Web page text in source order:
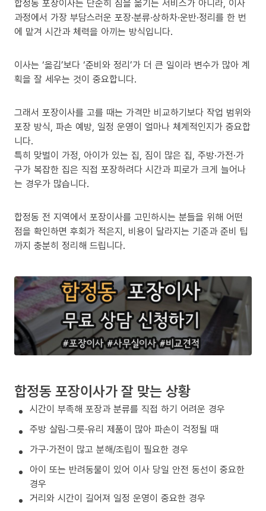
합정동 포장이사는 단순히 짐을 옮기는 서비스가 아니라, 이사
과정에서 가장 부담스러운 포장·분류·상하차·운반·정리를 한 번
에 맡겨 시간과 체력을 아끼는 방식입니다.
이사는 ‘옮김’보다 ‘준비와 정리’가 더 큰 일이라 변수가 많아 계
획을 잘 세우는 것이 중요합니다.
그래서 포장이사를 고를 때는 가격만 비교하기보다 작업 범위와
포장 방식, 파손 예방, 일정 운영이 얼마나 체계적인지가 중요합
니다.
특히 맞벌이 가정, 아이가 있는 집, 짐이 많은 집, 주방·가전·가
구가 복잡한 집은 직접 포장하려다 시간과 피로가 크게 늘어나
는 경우가 많습니다.
합정동 전 지역에서 포장이사를 고민하시는 분들을 위해 어떤
점을 확인하면 후회가 적은지, 비용이 달라지는 기준과 준비 팁
까지 충분히 정리해 드립니다.
합정동 포장이사가 잘 맞는 상황
시간이 부족해 포장과 분류를 직접 하기 어려운 경우
주방 살림·그릇·유리 제품이 많아 파손이 걱정될 때
가구·가전이 많고 분해/조립이 필요한 경우
아이 또는 반려동물이 있어 이사 당일 안전 동선이 중요한
경우
거리와 시간이 길어져 일정 운영이 중요한 경우